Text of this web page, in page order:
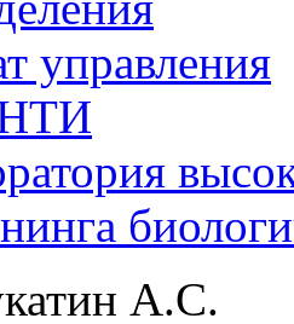
управления
А.С.